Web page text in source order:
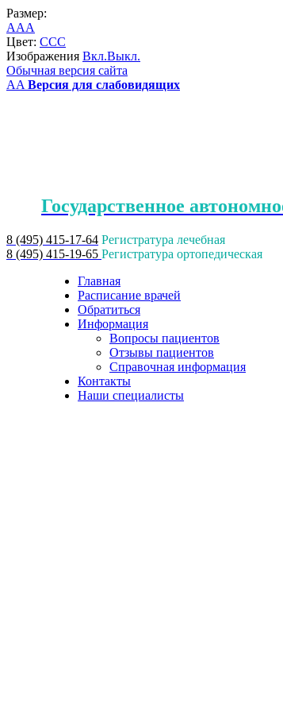
Размер:
AAA
Цвет: CCC
Изображения Вкл.Выкл.
Обычная версия сайта
AA Версия для слабовидящих
Государственное
8 (495) 415-17-64 Регистратура лечебная
8 (495) 415-19-65 Регистратура ортопедическая
Главная
Расписание врачей
Обратиться
Информация
Вопросы пациентов
Отзывы пациентов
Справочная информация
Контакты
Наши специалисты